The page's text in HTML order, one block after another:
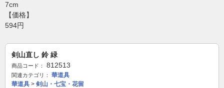
7cm
【価格】
594円
剣山直し 鈴 緑
商品コード： 812513
関連カテゴリ：
華道具
華道具 > 剣山・七宝・花留